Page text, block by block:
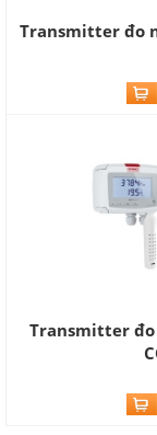
Transmitter đo
Transmitter đo